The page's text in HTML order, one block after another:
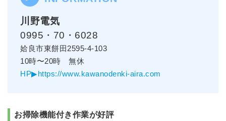
川野電気
0995・70・6028
姶良市東餅田2595-4-103
10時〜20時 無休
HP▶https://www.kawanodenki-aira.com
お掃除機能付き作業が好評